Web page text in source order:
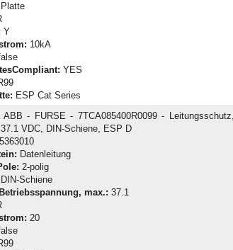
Platte
Y
10kA
YES
ESP Cat Series
ABB - FURSE - 7TCA085400R0099 -
VDC, DIN-Schiene, ESP D
Datenleitung
2-polig
DIN-Schiene
max.: 37.1
20